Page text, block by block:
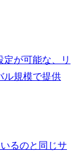
が可能な、リ
ル規模で提供
るのと同じサ